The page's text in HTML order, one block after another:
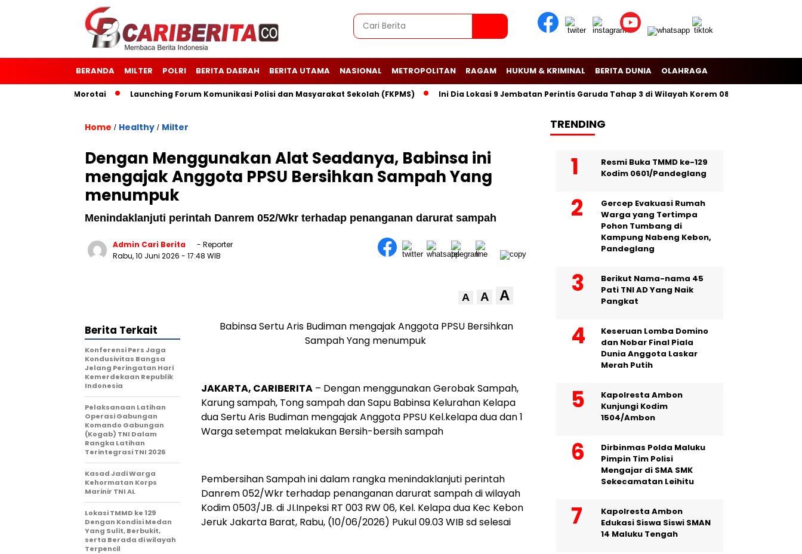
BERANDA MILTER POLRI BERITA DAERAH BERITA UTAMA NASIONAL METROPOLITAN RAGAM HUKUM & KRIMINAL BERITA DUNIA OLAHRAGA
Kodim 1514/Morotai Launching Forum Komunikasi Polisi dan Masyarakat Sekolah (FKPMS) Ini Dia Lokasi 9 Jembatan Perintis Garuda Tahap 3 di Wilayah Korem 081/Dsj
Home / Healthy / Milter
Dengan Menggunakan Alat Seadanya, Babinsa ini
mengajak Anggota PPSU Bersihkan Sampah Yang
menumpuk
Menindaklanjuti perintah Danrem 052/Wkr terhadap penanganan darurat sampah
Admin Cari Berita
- Reporter
Rabu, 10 Juni 2026 - 17:48 WIB
A A A
Babinsa Sertu Aris Budiman mengajak Anggota PPSU Bersihkan
Sampah Yang menumpuk
JAKARTA, CARIBERITA – Dengan menggunakan Gerobak Sampah,
Karung sampah, Tong sampah dan Sapu Babinsa Kelurahan Kelapa
dua Sertu Aris Budiman mengajak Anggota PPSU Kel.kelapa dua dan 1
Warga setempat melakukan Bersih-bersih sampah
Pembersihan Sampah ini dalam rangka menindaklanjuti perintah
Danrem 052/Wkr terhadap penanganan darurat sampah di wilayah
Kodim 0503/JB. di JI.Inpeksi RT 003 RW 06, Kel. Kelapa dua Kec Kebon
Jeruk Jakarta Barat, Rabu, (10/06/2026) Pukul 09.03 WIB sd selesai
Berita Terkait
Konferensi Pers Jaga
Kondusivitas Bangsa
Jelang Peringatan Hari
Kemerdekaan Republik
Indonesia
Pelaksanaan Latihan
Operasi Gabungan
Komando Gabungan
(Kogab) TNI Dalam
Rangka Latihan
Terintegrasi TNI 2026
Kasad Jadi Warga
Kehormatan Korps
Marinir TNI AL
Lokasi TMMD ke 129
Dengan Kondisi Medan
Yang Sulit, Berbukit,
serta Berada di wilayah
Terpencil
TRENDING
Resmi Buka TMMD ke-129
Kodim 0601/Pandeglang
Gercep Evakuasi Rumah
Warga yang Tertimpa
Pohon Tumbang di
Kampung Nabeng Kebon,
Pandeglang
Berikut Nama-nama 45
Pati TNI AD Yang Naik
Pangkat
Keseruan Lomba Domino
dan Nobar Final Piala
Dunia Anggota Laskar
Merah Putih
Kapolresta Ambon
Kunjungi Kodim
1504/Ambon
Dirbinmas Polda Maluku
Pimpin Tim Polisi
Mengajar di SMA SMK
Sekecamatan Leihitu
Kapolresta Ambon
Edukasi Siswa Siswi SMAN
14 Maluku Tengah